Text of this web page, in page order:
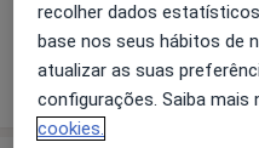
Este especialista
recolher dados
base nos seus hábitos de
atualizar as suas
configurações. Saiba mais
cookies.